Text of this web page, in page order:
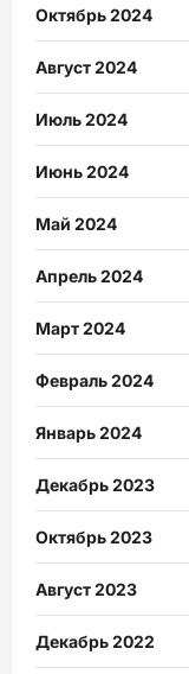
Октябрь 2024
Август 2024
Июль 2024
Июнь 2024
Май 2024
Апрель 2024
Март 2024
Февраль 2024
Январь 2024
Декабрь 2023
Октябрь 2023
Август 2023
Декабрь 2022